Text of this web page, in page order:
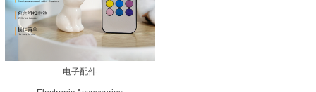
电子配件